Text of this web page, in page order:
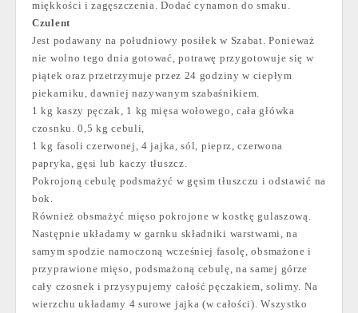
miękkości i zagęszczenia. Dodać cynamon do smaku.
Czulent
Jest podawany na południowy posiłek w Szabat. Ponieważ
nie wolno tego dnia gotować, potrawę przygotowuje się w
piątek oraz przetrzymuje przez 24 godziny w ciepłym
piekarniku, dawniej nazywanym szabaśnikiem.
1 kg kaszy pęczak, 1 kg mięsa wołowego, cała główka
czosnku. 0,5 kg cebuli,
1 kg fasoli czerwonej, 4 jajka, sól, pieprz, czerwona
papryka, gęsi lub kaczy tłuszcz.
Pokrojoną cebulę podsmażyć w gęsim tłuszczu i odstawić na
bok.
Również obsmażyć mięso pokrojone w kostkę gulaszową.
Następnie układamy w garnku składniki warstwami, na
samym spodzie namoczoną wcześniej fasolę, obsmażone i
przyprawione mięso, podsmażoną cebulę, na samej górze
cały czosnek i przysypujemy całość pęczakiem, solimy. Na
wierzchu układamy 4 surowe jajka (w całości). Wszystko